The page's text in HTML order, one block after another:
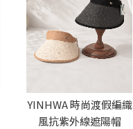
YINHWA 時尚渡假編織
風抗紫外線遮陽帽